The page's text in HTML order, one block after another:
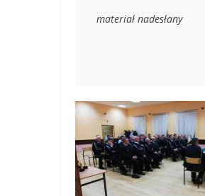
materiał nadesłany